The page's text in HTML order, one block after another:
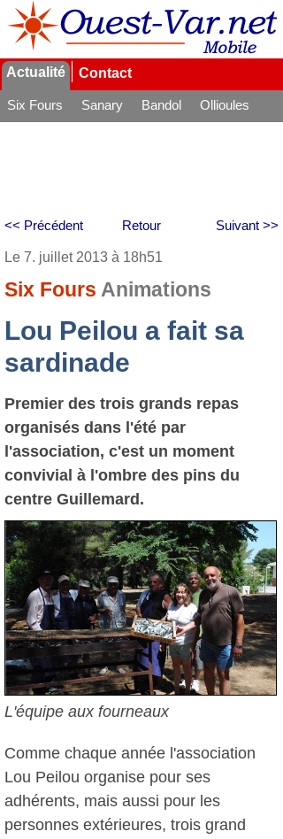
Actualité Contact
Six Fours Sanary Bandol
Ollioules
Retour
<< Précédent Suivant >>
Le 7. juillet 2013 à 18h51
Six Fours Animations
Lou Peilou a fait sa
sardinade
Premier des trois grands repas
organisés dans l'été par
l'association, c'est un moment
convivial à l'ombre des pins du
centre Guillemard.
L'équipe aux fourneaux
Comme chaque année l'association
Lou Peilou organise pour ses
adhérents, mais aussi pour les
personnes extérieures, trois grand